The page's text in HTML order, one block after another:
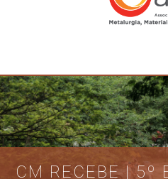
CM RECEBE | 5º